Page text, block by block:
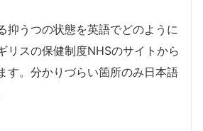
抑うつの状態を英語でどのように
リスの保健制度NHSのサイトから
す。分かりづらい箇所のみ日本語